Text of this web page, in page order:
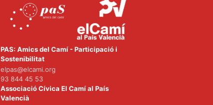
PAS: Amics del Camí - Participació i
Sostenibilitat
elpas@elcami.org
93 844 45 53
Associació Cívica El Camí al País
Valencià